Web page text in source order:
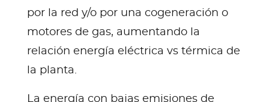
por la red y/o por una cogeneración o
motores de gas, aumentando la
relación energía eléctrica vs térmica de
la planta.
La energía con bajas emisiones de